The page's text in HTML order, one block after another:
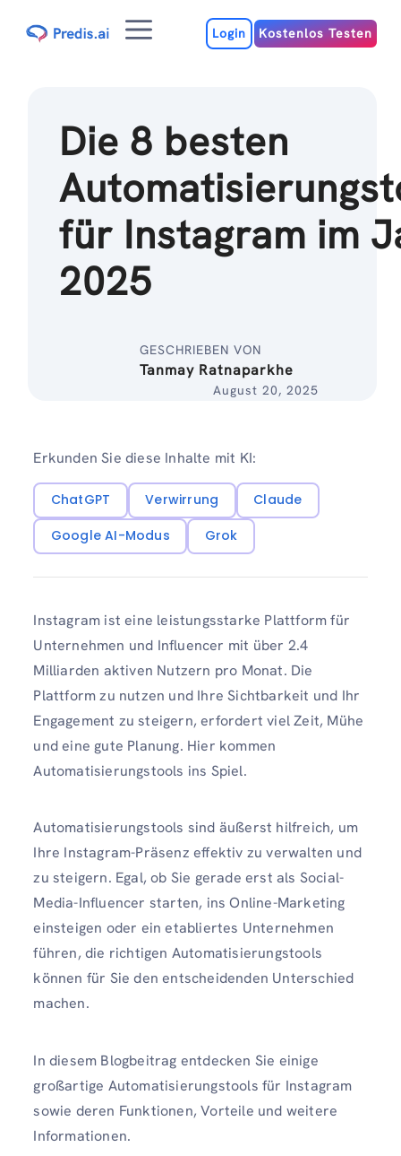
Inhalt
MenuLogin Kostenlos Testen
Die 8 besten
für Instagram im
2025
GESCHRIEBEN VON
Tanmay Ratnaparkhe
August 20, 2025
Erkunden Sie diese Inhalte mit KI:
ChatGPT Verwirrung
Claude
Google AI-Modus
Grok
Instagram ist eine leistungsstarke Plattform für
Unternehmen und Influencer mit über 2.4
Milliarden aktiven Nutzern pro Monat. Die
Plattform zu nutzen und Ihre Sichtbarkeit und Ihr
Engagement zu steigern, erfordert viel Zeit, Mühe
und eine gute Planung. Hier kommen
Automatisierungstools ins Spiel.
Automatisierungstools sind äußerst hilfreich, um
Ihre Instagram-Präsenz effektiv zu verwalten und
zu steigern. Egal, ob Sie gerade erst als Social-
Media-Influencer starten, ins Online-Marketing
einsteigen oder ein etabliertes Unternehmen
führen, die richtigen Automatisierungstools
können für Sie den entscheidenden Unterschied
machen.
In diesem Blogbeitrag entdecken Sie einige
großartige Automatisierungstools für Instagram
sowie deren Funktionen, Vorteile und weitere
Informationen.